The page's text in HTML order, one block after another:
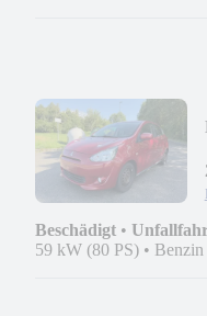
Beschädigt •
59 kW (80 PS) • Benzin